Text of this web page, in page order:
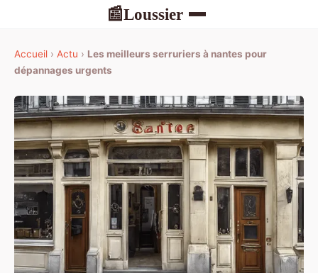
📰Loussier
Accueil › Actu › Les meilleurs serruriers à nantes pour
dépannages urgents